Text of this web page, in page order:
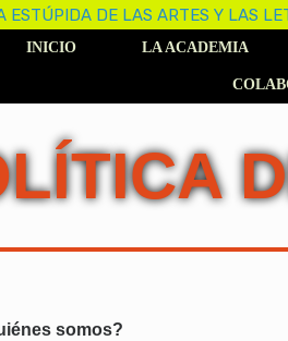
INICIO LA ACADEMIA
somos?